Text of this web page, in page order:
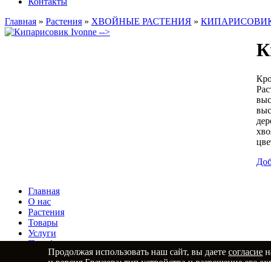
Главная » Растения » ХВОЙНЫЕ РАСТЕНИЯ »
-->
Главная
О нас
Растения
Товары
Услуги
Портфолио
СтатьиПродолжая использовать наш сайт, вы даете согласие